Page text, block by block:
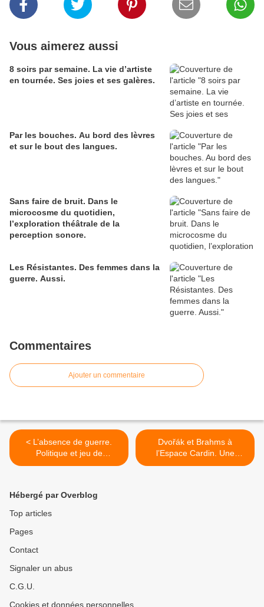
Vous aimerez aussi
8 soirs par semaine. La vie d’artiste
en tournée. Ses joies et ses galères.
Par les bouches. Au bord des lèvres
et sur le bout des langues.
Sans faire de bruit. Dans le
microcosme du quotidien,
l’exploration théâtrale de la
perception sonore.
Les Résistantes. Des femmes dans la
guerre. Aussi.
Commentaires
Ajouter un commentaire
< L’absence de guerre.
Politique et jeu de
massacre
Dvořák et Brahms à
l’Espace Cardin. Une
estime réciproque et deux
Hébergé par Overblog
Top articles
Pages
Contact
Signaler un abus
C.G.U.
Cookies et données personnelles